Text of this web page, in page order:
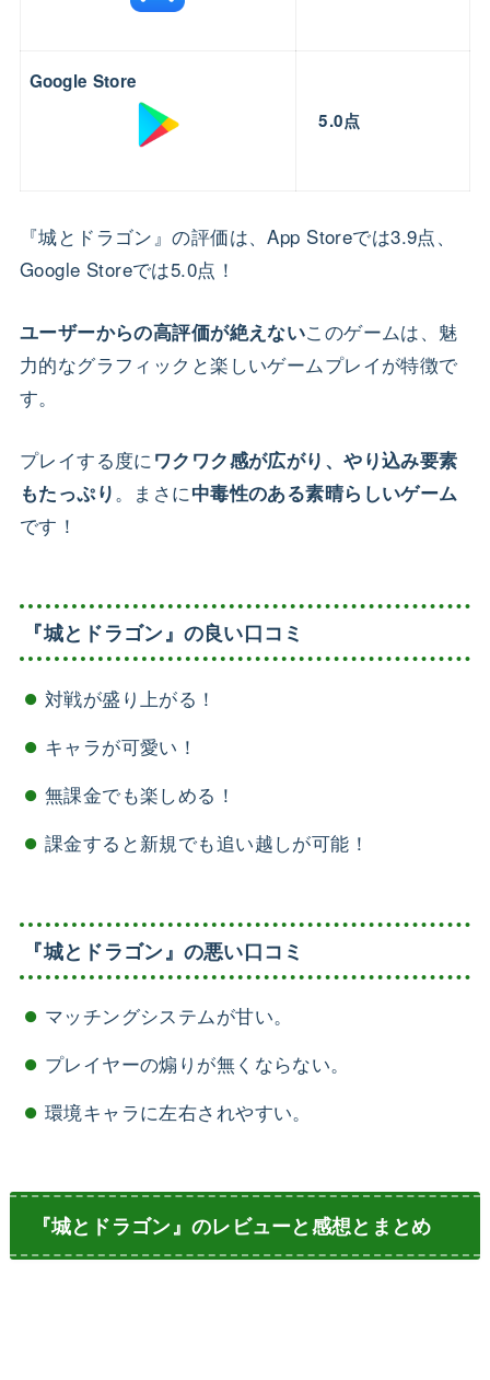
Google Store
5.0点
『城とドラゴン』の評価は、App Storeでは3.9点、
Google Storeでは5.0点！
ユーザーからの高評価が絶えないこのゲームは、魅
力的なグラフィックと楽しいゲームプレイが特徴で
す。
プレイする度にワクワク感が広がり、やり込み要素
もたっぷり。まさに中毒性のある素晴らしいゲーム
です！
『城とドラゴン』の良い口コミ
対戦が盛り上がる！
キャラが可愛い！
無課金でも楽しめる！
課金すると新規でも追い越しが可能！
『城とドラゴン』の悪い口コミ
マッチングシステムが甘い。
プレイヤーの煽りが無くならない。
環境キャラに左右されやすい。
『城とドラゴン』のレビューと感想とまとめ